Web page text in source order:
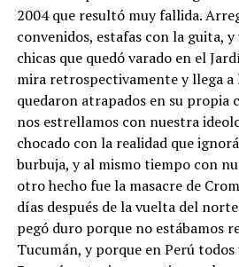
2004 que resultó muy fallida.
convenidos, estafas con la guita,
chicas que quedó varado en el
mira retrospectivamente y llega a
quedaron atrapados en su propia
nos estrellamos con nuestra
chocado con la realidad que
burbuja, y al mismo tiempo con
otro hecho fue la masacre de
días después de la vuelta del
pegó duro porque no estábamos
Tucumán, y porque en Perú todos